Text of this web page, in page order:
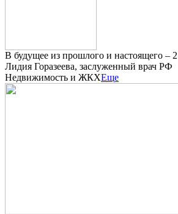
В будущее из прошлого и настоящего – 2
Лидия Горазеева, заслуженный врач РФ
Недвижимость и ЖКХЕще